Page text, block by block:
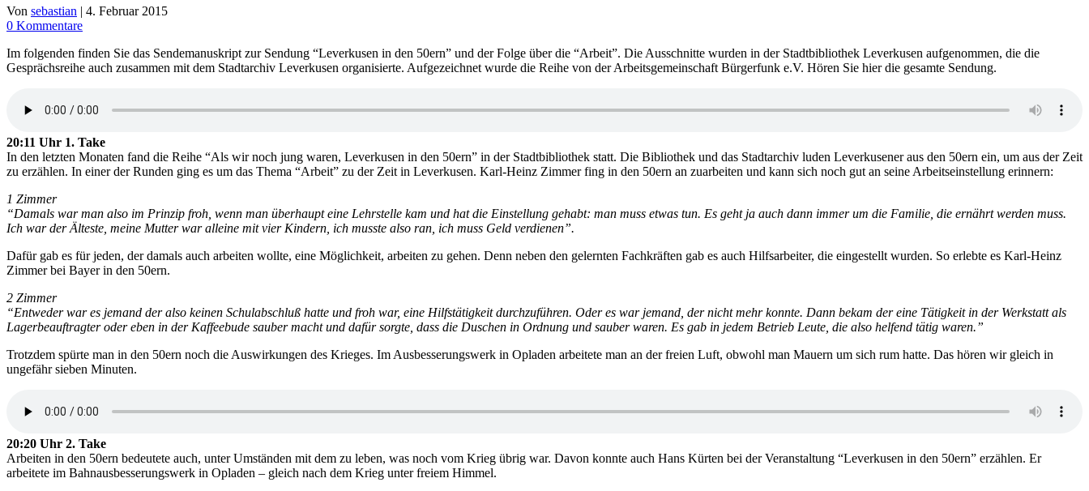
Von sebastian | 4. Februar 2015
0 Kommentare
Im folgenden finden Sie das Sendemanuskript zur Sendung “Leverkusen in den 50ern” und der Folge über die “Arbeit”. Die Ausschnitte wurden in der Stadtbibliothek Leverkusen aufgenommen, die die
Gesprächsreihe auch zusammen mit dem Stadtarchiv Leverkusen organisierte. Aufgezeichnet wurde die Reihe von der Arbeitsgemeinschaft Bürgerfunk e.V. Hören Sie hier die gesamte Sendung.
20:11 Uhr 1. Take
In den letzten Monaten fand die Reihe “Als wir noch jung waren, Leverkusen in den 50ern” in der Stadtbibliothek statt. Die Bibliothek und das Stadtarchiv luden Leverkusener aus den 50ern ein, um aus der Zeit
zu erzählen. In einer der Runden ging es um das Thema “Arbeit” zu der Zeit in Leverkusen. Karl-Heinz Zimmer fing in den 50ern an zuarbeiten und kann sich noch gut an seine Arbeitseinstellung erinnern:
1 Zimmer
“Damals war man also im Prinzip froh, wenn man überhaupt eine Lehrstelle kam und hat die Einstellung gehabt: man muss etwas tun. Es geht ja auch dann immer um die Familie, die ernährt werden muss.
Ich war der Älteste, meine Mutter war alleine mit vier Kindern, ich musste also ran, ich muss Geld verdienen”.
Dafür gab es für jeden, der damals auch arbeiten wollte, eine Möglichkeit, arbeiten zu gehen. Denn neben den gelernten Fachkräften gab es auch Hilfsarbeiter, die eingestellt wurden. So erlebte es Karl-Heinz
Zimmer bei Bayer in den 50ern.
2 Zimmer
“Entweder war es jemand der also keinen Schulabschluß hatte und froh war, eine Hilfstätigkeit durchzuführen. Oder es war jemand, der nicht mehr konnte. Dann bekam der eine Tätigkeit in der Werkstatt als
Lagerbeauftragter oder eben in der Kaffeebude sauber macht und dafür sorgte, dass die Duschen in Ordnung und sauber waren. Es gab in jedem Betrieb Leute, die also helfend tätig waren.”
Trotzdem spürte man in den 50ern noch die Auswirkungen des Krieges. Im Ausbesserungswerk in Opladen arbeitete man an der freien Luft, obwohl man Mauern um sich rum hatte. Das hören wir gleich in
ungefähr sieben Minuten.
20:20 Uhr 2. Take
Arbeiten in den 50ern bedeutete auch, unter Umständen mit dem zu leben, was noch vom Krieg übrig war. Davon konnte auch Hans Kürten bei der Veranstaltung “Leverkusen in den 50ern” erzählen. Er
arbeitete im Bahnausbesserungswerk in Opladen – gleich nach dem Krieg unter freiem Himmel.